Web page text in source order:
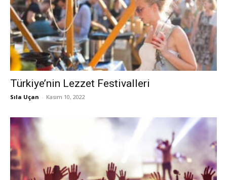
Türkiye’nin Lezzet Festivalleri
Sıla Uçan - Kasım 10, 2022